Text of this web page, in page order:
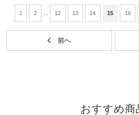
1 2 12 13 14 15 16
おすすめ商